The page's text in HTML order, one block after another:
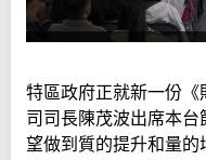
特區政府正就新一份
司司長陳茂波出席本
望做到質的提升和量的